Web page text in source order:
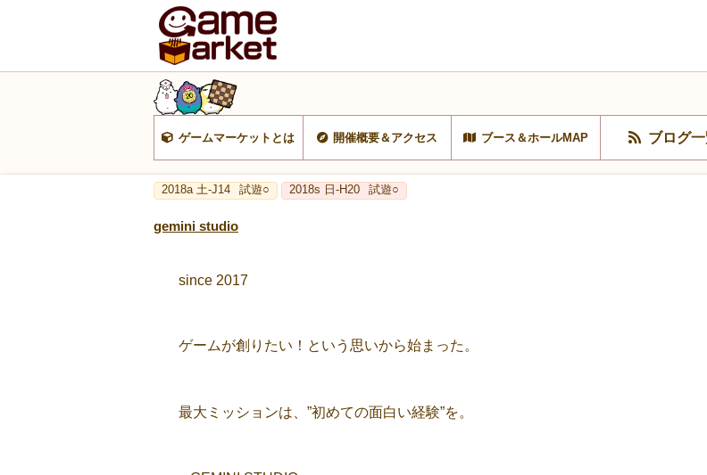
ゲームマーケットとは 開催概要＆アクセス ブース＆ホールMAP ブログ
2018a 土-J14 試遊○ 2018s 日-H20 試遊○
gemini studio
since 2017
ゲームが創りたい！という思いから始まった。
最大ミッションは、”初めての面白い経験”を。